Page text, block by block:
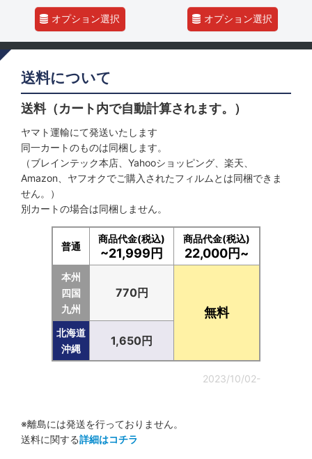
オプション選択 オプション選択
送料について
送料（カート内で自動計算されます。）
ヤマト運輸にて発送いたします
同一カートのものは同梱します。
（ブレインテック本店、Yahooショッピング、楽天、
Amazon、ヤフオクでご購入されたフィルムとは同梱できま
せん。）
別カートの場合は同梱しません。
普通
商品代金(税込)
~21,999円
商品代金(税込)
22,000円~
本州
四国
九州
770円
無料
北海道
沖縄
1,650円
2023/10/02-
※離島には発送を行っておりません。
送料に関する詳細はコチラ